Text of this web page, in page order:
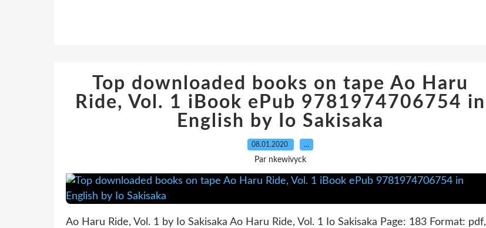
Top downloaded books on tape Ao Haru
Ride, Vol. 1 iBook ePub 9781974706754 in
English by Io Sakisaka
08.01.2020 …
Par nkewivyck
Ao Haru Ride, Vol. 1 by Io Sakisaka Ao Haru Ride, Vol. 1 Io Sakisaka Page: 183 Format: pdf,